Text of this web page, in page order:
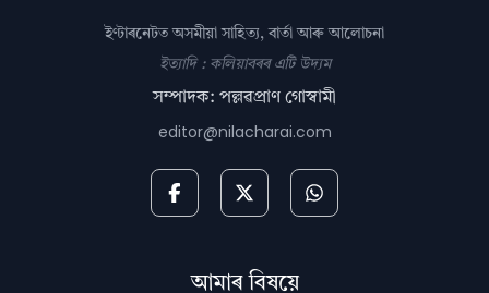
ইণ্টাৰনেটত অসমীয়া সাহিত্য, বাৰ্তা আৰু আলোচনা
ইত্যাদি : কলিয়াবৰৰ এটি উদ্যম
সম্পাদক: পল্লৱপ্ৰাণ গোস্বামী
editor@nilacharai.com
আমাৰ বিষয়ে